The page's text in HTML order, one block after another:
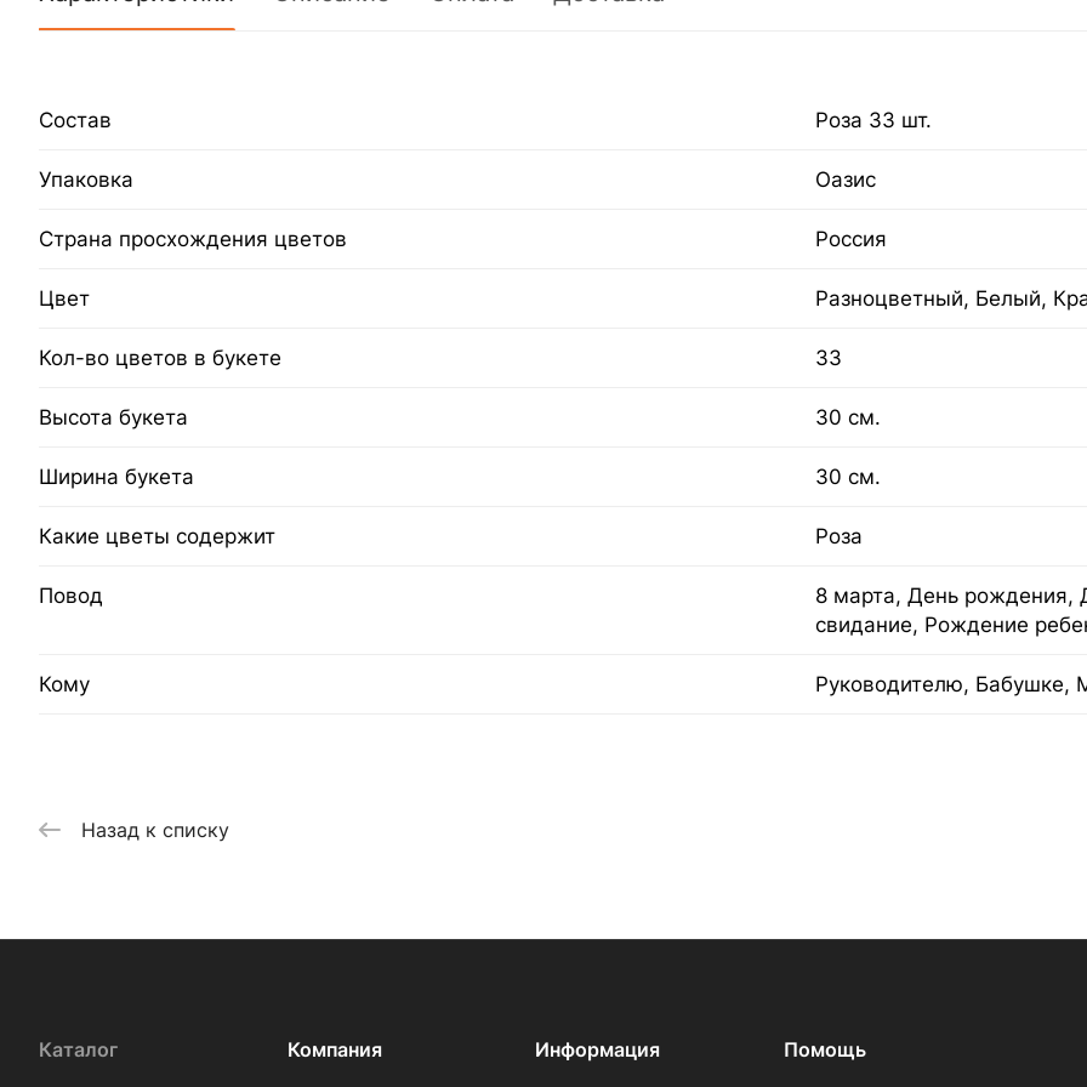
Состав Роза 33 шт.
Упаковка Оазис
Страна просхождения цветов Россия
Цвет Разноцветный, Белый,
Кол-во цветов в букете 33
Высота букета 30 см.
Ширина букета 30 см.
Какие цветы содержит Роза
Повод
8 марта, День рождения,
свидание, Рождение
Кому Руководителю,
Назад к списку
Каталог Компания Информация Помощь